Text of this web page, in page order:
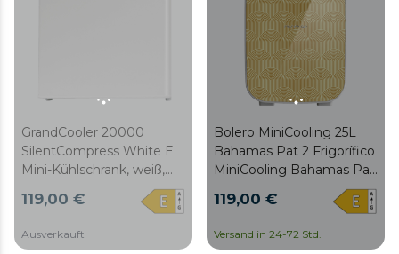
GrandCooler 20000
SilentCompress White E
Mini-Kühlschrank, weiß,
Innen-Gefrierfach, Inhalt
46 Liter, 48,7 cm breit
Wendetür, zyklischer
119,00 €
Ausverkauft
Bolero MiniCooling 25L
Bahamas Pat 2 Frigorífico
MiniCooling Bahamas Pat
funcionamento 12 V - 220
e caravanas, função
119,00 €
Versand in 24-72 Std.